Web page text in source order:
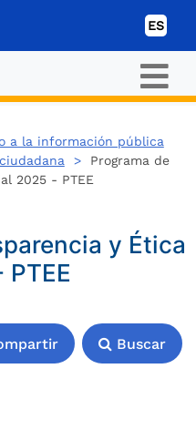
ES
a la información pública
> Programa de
2025 - PTEE
y Ética
Buscar